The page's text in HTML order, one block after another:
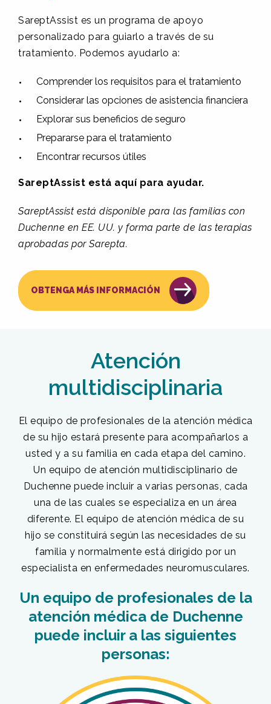
SareptAssist es un programa de apoyo
personalizado para guiarlo a través de su
tratamiento. Podemos ayudarlo a:
Comprender los requisitos para el tratamiento
Considerar las opciones de asistencia financiera
Explorar sus beneficios de seguro
Prepararse para el tratamiento
Encontrar recursos útiles
SareptAssist está aquí para ayudar.
SareptAssist está disponible para las familias con
Duchenne en EE. UU. y forma parte de las terapias
aprobadas por Sarepta.
OBTENGA MÁS INFORMACIÓN
Atención
multidisciplinaria
El equipo de profesionales de la atención médica
de su hijo estará presente para acompañarlos a
usted y a su familia en cada etapa del camino.
Un equipo de atención multidisciplinario de
Duchenne puede incluir a varias personas, cada
una de las cuales se especializa en un área
diferente. El equipo de atención médica de su
hijo se constituirá según las necesidades de su
familia y normalmente está dirigido por un
especialista en enfermedades neuromusculares.
Un equipo de profesionales de la
atención médica de Duchenne
puede incluir a las siguientes
personas: